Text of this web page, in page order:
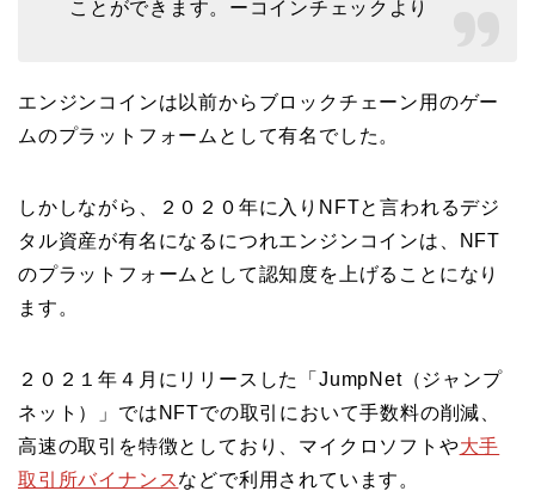
ことができます。ーコインチェックより
エンジンコインは以前からブロックチェーン用のゲー
ムのプラットフォームとして有名でした。
しかしながら、２０２０年に入りNFTと言われるデジ
タル資産が有名になるにつれエンジンコインは、NFT
のプラットフォームとして認知度を上げることになり
ます。
２０２１年４月にリリースした「JumpNet（ジャンプ
ネット）」ではNFTでの取引において手数料の削減、
高速の取引を特徴としており、マイクロソフトや大手
取引所バイナンスなどで利用されています。